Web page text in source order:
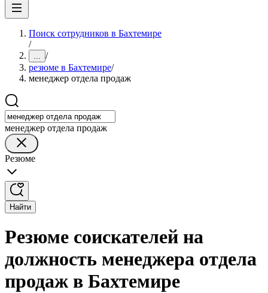
Поиск сотрудников в Бахтемире
/
... /
резюме в Бахтемире/
менеджер отдела продаж
менеджер отдела продаж
Резюме
Найти
Резюме соискателей на
должность менеджера отдела
продаж в Бахтемире